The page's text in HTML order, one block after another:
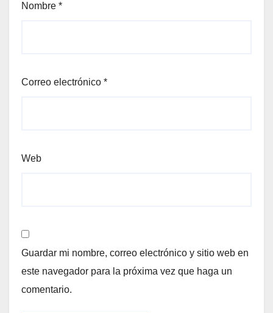
Nombre *
Correo electrónico *
Web
Guardar mi nombre, correo electrónico y sitio web en
este navegador para la próxima vez que haga un
comentario.